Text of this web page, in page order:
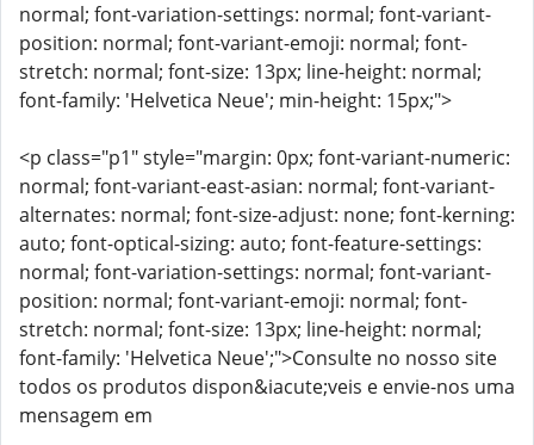
normal; font-variation-settings: normal; font-variant-
position: normal; font-variant-emoji: normal; font-
stretch: normal; font-size: 13px; line-height: normal;
font-family: 'Helvetica Neue'; min-height: 15px;">
<p class="p1" style="margin: 0px; font-variant-numeric:
normal; font-variant-east-asian: normal; font-variant-
alternates: normal; font-size-adjust: none; font-kerning:
auto; font-optical-sizing: auto; font-feature-settings:
normal; font-variation-settings: normal; font-variant-
position: normal; font-variant-emoji: normal; font-
stretch: normal; font-size: 13px; line-height: normal;
font-family: 'Helvetica Neue';">Consulte no nosso site
todos os produtos dispon&iacute;veis e envie-nos uma
mensagem em